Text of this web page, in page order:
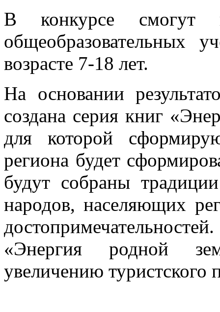
В конкурсе смогут
общеобразовательных
возрасте 7-18 лет.
На основании
создана серия книг
для которой
региона будет
будут собраны
народов, населяющих
«Энергия родной
увеличению туристского